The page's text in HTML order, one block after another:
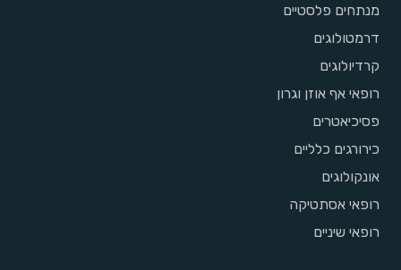
מנתחים פלסטיים
דרמטולוגים
קרדיולוגים
רופאי אף אוזן וגרון
פסיכיאטרים
כירורגים כלליים
אונקולוגים
רופאי אסתטיקה
רופאי שיניים